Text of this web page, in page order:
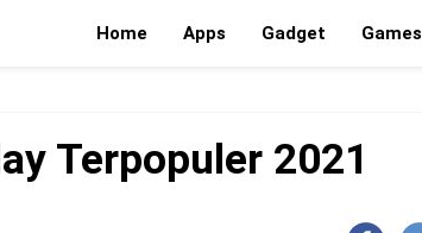
Home Apps Gadget Games
Terpopuler 2021